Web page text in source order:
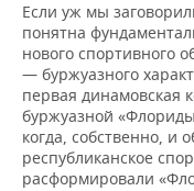
ONLINE-
ОТКРЫТАЯ
ХОККЕЙ
БАСКЕТБОЛ
ВОЛЕЙБОЛ
КИБЕРСПОРТ
ВЛАСТЬ
ИНФРАСТРУКТУРА
ИСТОРИЯ
КУЛЬТУРА
СЮЖЕТЫ
СПРАВОЧНИК
СПИСОК ПЕРСОН
СПИСОК
ПОЛНАЯ ВЕРСИЯ
Если уж мы
понятна
нового спортивного
— буржуазного
первая динамовская
буржуазной
когда, собственно, и
республиканское
расформировали